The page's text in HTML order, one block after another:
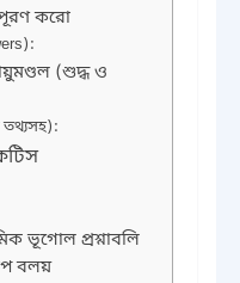
পূরণ করো
(শুদ্ধ ও
তথ্যসহ):
ভূগোল প্রশ্নাবলি
বলয়